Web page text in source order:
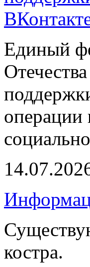
Единый
операции
костра.